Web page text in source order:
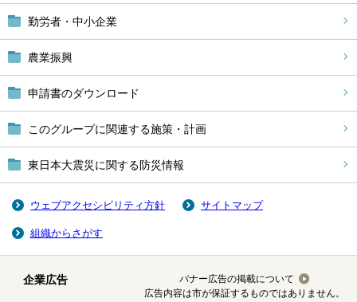
勤労者・中小企業
農業振興
申請書のダウンロード
このグループに関連する施策・計画
東日本大震災に関する防災情報
ウェブアクセシビリティ方針 サイトマップ
組織からさがす
企業広告
バナー広告の掲載について
広告内容は市が保証するものではありません。